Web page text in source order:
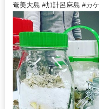
奄美大島 #加計呂麻島 #カ